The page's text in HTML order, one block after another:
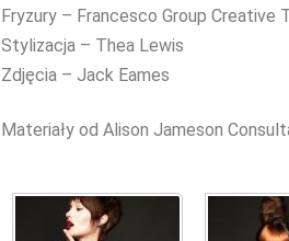
Fryzury – Francesco Group Creative
Stylizacja – Thea Lewis
Zdjęcia – Jack Eames
Materiały od Alison Jameson